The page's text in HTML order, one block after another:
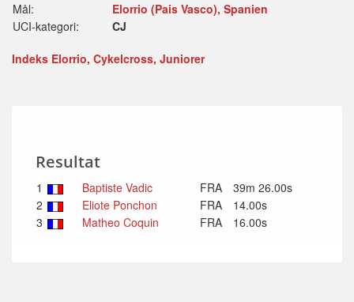
Mål:
Elorrio (Pais Vasco), Spanien
UCI-kategori:
CJ
Indeks Elorrio, Cykelcross, Juniorer
Resultat
1 Baptiste Vadic FRA
39m 26.00s
2
Eliote Ponchon FRA
14.00s
3
Matheo Coquin FRA 16.00s